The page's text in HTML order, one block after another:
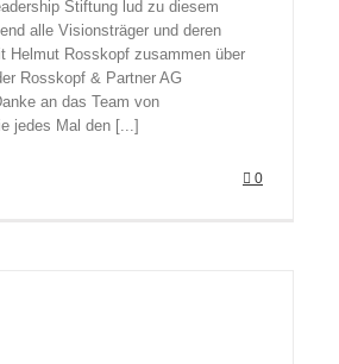
Stiftung lud zu diesem
alle Visionsträger und deren
Helmut Rosskopf zusammen über
Rosskopf & Partner AG
an das Team von
jedes Mal den [...]
0